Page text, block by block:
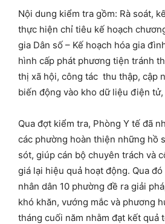
Nội dung kiểm tra gồm: Rà soát,
thực hiện chỉ tiêu kế hoạch
gia Dân số – Kế hoạch hóa gia
hình cấp phát phương tiện tránh
thị xã hội, công tác thu thập, cập
biến động vào kho dữ liệu điện tử,
Qua đợt kiểm tra, Phòng Y tế đã
các phường hoàn thiện những hồ
sót, giúp cán bộ chuyên trách và
giá lại hiệu quả hoạt động. Qua
nhân dân 10 phường đề ra giải
khó khăn, vướng mắc và phương
tháng cuối năm nhằm đạt kết quả